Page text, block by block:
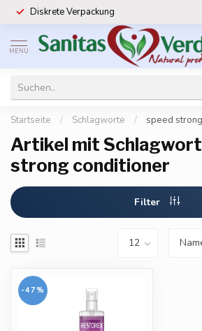
Diskrete Verpackung
MENU
Startseite / Schlagworte / speed
Artikel mit
strong conditioner
Filter
-47%